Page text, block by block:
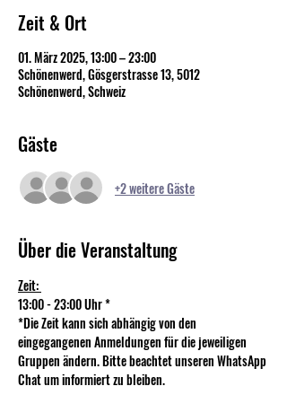
Zeit & Ort
01. März 2025, 13:00 – 23:00
Schönenwerd, Gösgerstrasse 13, 5012
Schönenwerd, Schweiz
Gäste
+2 weitere Gäste
Über die Veranstaltung
Zeit:
13:00 - 23:00 Uhr *
*Die Zeit kann sich abhängig von den
eingegangenen Anmeldungen für die jeweiligen
Gruppen ändern. Bitte beachtet unseren WhatsApp
Chat um informiert zu bleiben.